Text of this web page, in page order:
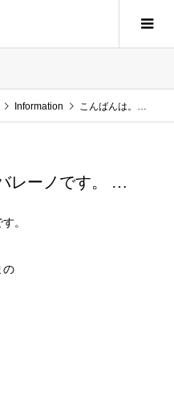
Information こんばんは。 アルコバレーノです。 …
レーノです。 …
。
の